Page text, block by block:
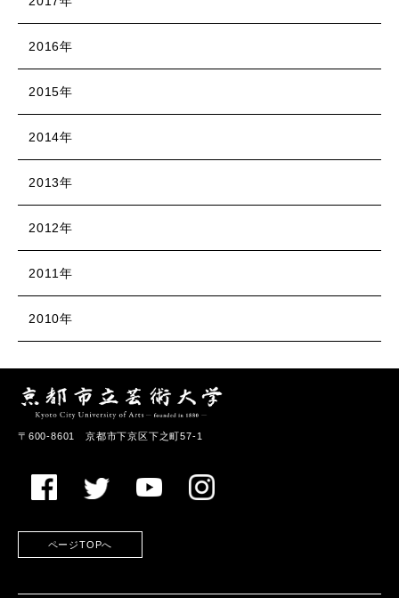
2016年
2015年
2014年
2013年
2012年
2011年
2010年
〒600-8601 京都市下京区下之町57-1
ページTOPへ